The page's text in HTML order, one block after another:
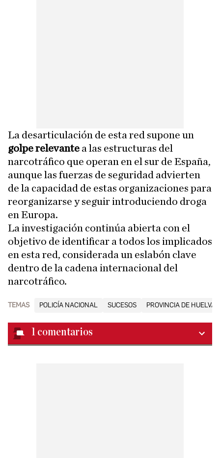
La desarticulación de esta red supone un
golpe relevante a las estructuras del
narcotráfico que operan en el sur de España,
aunque las fuerzas de seguridad advierten
de la capacidad de estas organizaciones para
reorganizarse y seguir introduciendo droga
en Europa.
La investigación continúa abierta con el
objetivo de identificar a todos los implicados
en esta red, considerada un eslabón clave
dentro de la cadena internacional del
narcotráfico.
TEMAS POLICÍA NACIONAL SUCESOS PROVINCIA DE HUELVA
1 comentarios